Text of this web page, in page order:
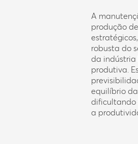
A
produção
robusta do
da indústria
produtiva.
equilíbrio
dificultando
a